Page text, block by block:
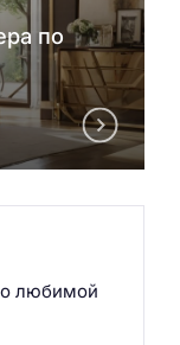
по
любимой